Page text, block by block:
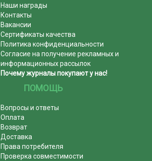
Наши награды
Контакты
Вакансии
Сертификаты качества
Политика конфиденциальности
Согласие на получение рекламных и
информационных рассылок
Почему журналы покупают у нас!
ПОМОЩЬ
Вопросы и ответы
Оплата
Возврат
Доставка
Права потребителя
Проверка совместимости